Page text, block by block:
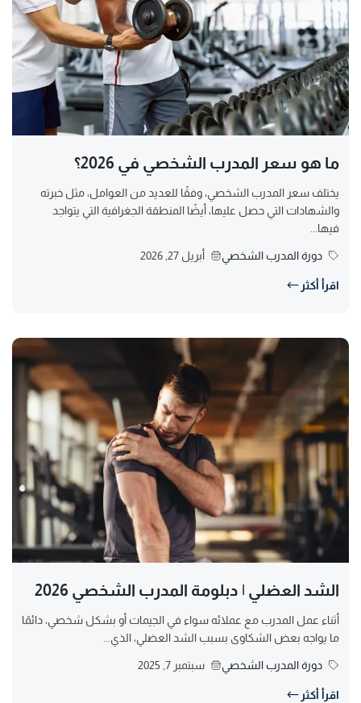
ما هو سعر المدرب الشخصي في 2026؟
يختلف سعر المدرب الشخصي، وفقًا للعديد من العوامل، مثل خبرته
والشهادات التي حصل عليها، أيضًا المنطقة الجغرافية التي يتواجد
فيها...
دورة المدرب الشخصي أبريل 27, 2026
اقرأ أكثر
الشد العضلي | دبلومة المدرب الشخصي 2026
أثناء عمل المدرب مع عملائه سواء في الجيمات أو بشكل شخصي، دائمًا
ما يواجه بعض الشكاوى بسبب الشد العضلي، الذي...
دورة المدرب الشخصي سبتمبر 7, 2025
اقرأ أكثر